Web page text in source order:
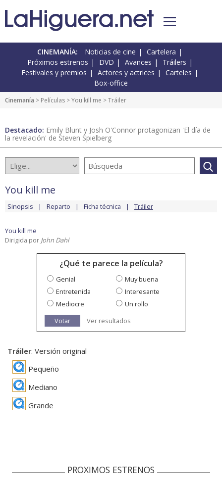
CINEMANÍA: Noticias de cine
Cartelera
Próximos estrenos
DVD Avances
Tráilers
Festivales y premios
Actores y actrices
Carteles
Box-office
Cinemanía > Películas >You kill me > Tráiler
Destacado: Emily Blunt y Josh O'Connor protagonizan 'El día de
la revelación' de Steven Spielberg
You kill me
Sinopsis Reparto Ficha técnica Tráiler
You kill me
Dirigida por John Dahl
¿Qué te parece la película?
Genial
Muy buena
Entretenida
Interesante
Mediocre
Un rollo
Votar
Ver resultados
Tráiler: Versión original
Pequeño
Mediano
Grande
PROXIMOS ESTRENOS